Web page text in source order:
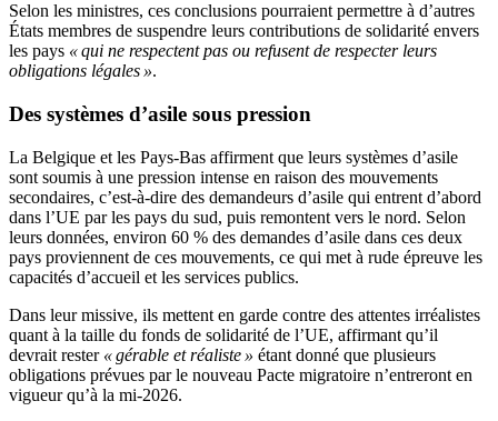
Selon les ministres, ces conclusions pourraient permettre à d’autres
États membres de suspendre leurs contributions de solidarité envers
les pays « qui ne respectent pas ou refusent de respecter leurs
obligations légales ».
Des systèmes d’asile sous pression
La Belgique et les Pays-Bas affirment que leurs systèmes d’asile
sont soumis à une pression intense en raison des mouvements
secondaires, c’est-à-dire des demandeurs d’asile qui entrent d’abord
dans l’UE par les pays du sud, puis remontent vers le nord. Selon
leurs données, environ 60 % des demandes d’asile dans ces deux
pays proviennent de ces mouvements, ce qui met à rude épreuve les
capacités d’accueil et les services publics.
Dans leur missive, ils mettent en garde contre des attentes irréalistes
quant à la taille du fonds de solidarité de l’UE, affirmant qu’il
devrait rester « gérable et réaliste » étant donné que plusieurs
obligations prévues par le nouveau Pacte migratoire n’entreront en
vigueur qu’à la mi-2026.